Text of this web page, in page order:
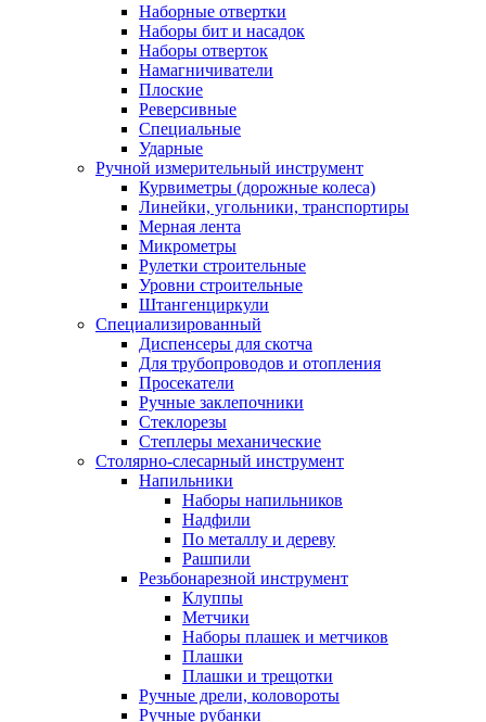
Наборные отвертки
Наборы бит и насадок
Наборы отверток
Намагничиватели
Плоские
Реверсивные
Специальные
Ударные
Ручной измерительный инструмент
Курвиметры (дорожные колеса)
Линейки, угольники, транспортиры
Мерная лента
Микрометры
Рулетки строительные
Уровни строительные
Штангенциркули
Специализированный
Диспенсеры для скотча
Для трубопроводов и отопления
Просекатели
Ручные заклепочники
Стеклорезы
Степлеры механические
Столярно-слесарный инструмент
Напильники
Наборы напильников
Надфили
По металлу и дереву
Рашпили
Резьбонарезной инструмент
Клуппы
Метчики
Наборы плашек и метчиков
Плашки
Плашки и трещотки
Ручные дрели, коловороты
Ручные рубанки